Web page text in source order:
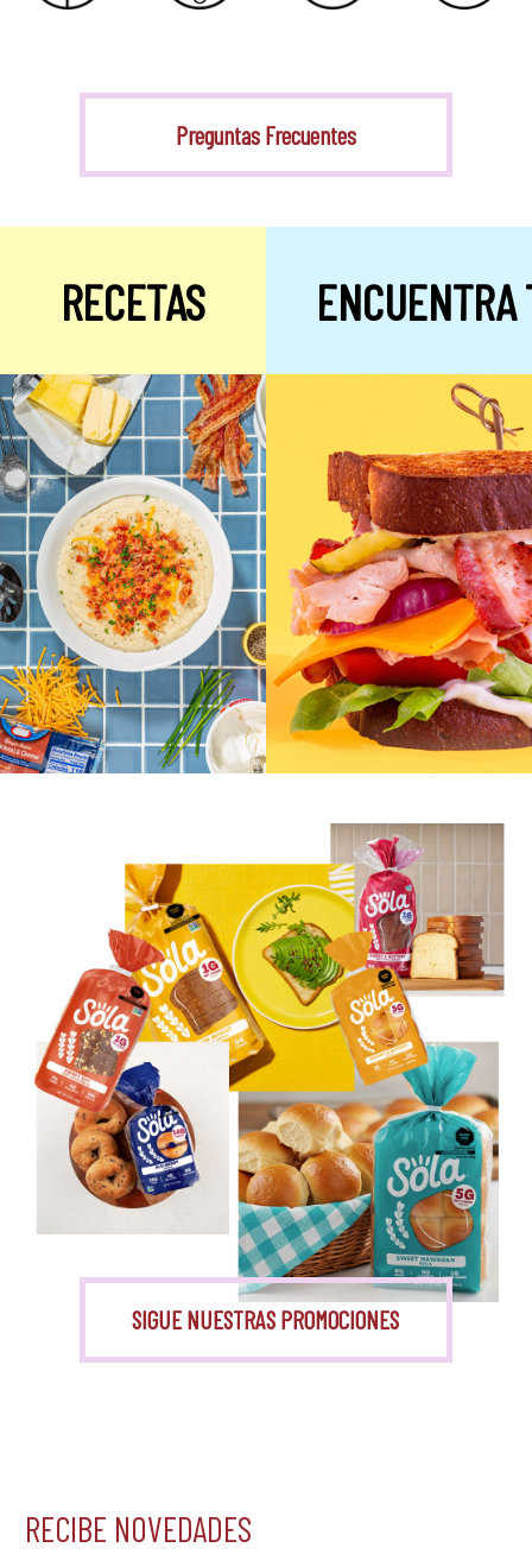
Alulosa
Eritritol
Preguntas Frecuentes
RECETAS
SIGUE NUESTRAS PROMOCIONES
RECIBE NOVEDADES